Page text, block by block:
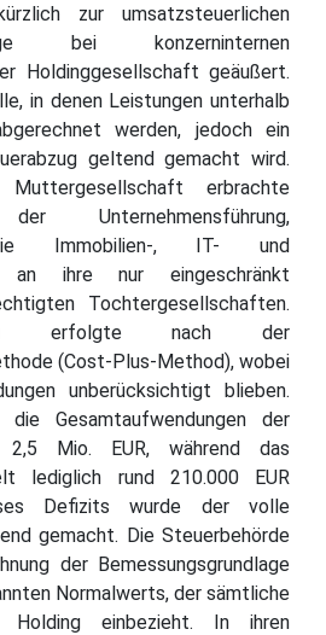
zur umsatzsteuerlichen
bei konzerninternen
Holdinggesellschaft geäußert.
in denen Leistungen unterhalb
werden, jedoch ein
geltend gemacht wird.
erbrachte
Unternehmensführung,
Immobilien-, IT- und
an ihre nur eingeschränkt
Tochtergesellschaften.
erfolgte nach der
(Cost-Plus-Method), wobei
unberücksichtigt blieben.
Gesamtaufwendungen der
Mio. EUR, während das
lediglich rund 210.000 EUR
Defizits wurde der volle
gemacht. Die Steuerbehörde
der Bemessungsgrundlage
Normalwerts, der sämtliche
Holding einbezieht. In ihren